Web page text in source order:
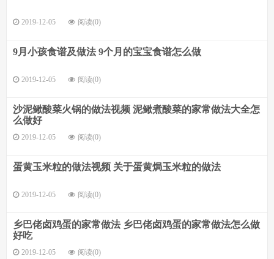
2019-12-05 阅读(0)
9月小孩食谱及做法 9个月的宝宝食谱怎么做
2019-12-05 阅读(0)
沙泥鳅酸菜火锅的做法视频 泥鳅煮酸菜的家常做法大全怎
么做好
2019-12-05 阅读(0)
蛋黄玉米粒的做法视频 关于蛋黄焗玉米粒的做法
2019-12-05 阅读(0)
乡巴佬卤鸡蛋的家常做法 乡巴佬卤鸡蛋的家常做法怎么做
好吃
2019-12-05 阅读(0)